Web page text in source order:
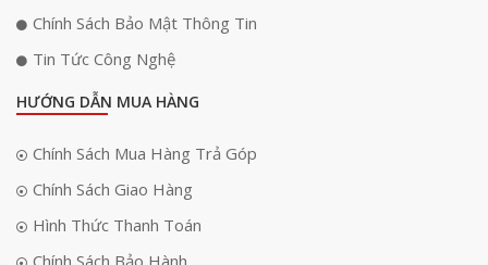
Chính Sách Bảo Mật Thông Tin
Tin Tức Công Nghệ
HƯỚNG DẪN MUA HÀNG
Chính Sách Mua Hàng Trả Góp
Chính Sách Giao Hàng
Hình Thức Thanh Toán